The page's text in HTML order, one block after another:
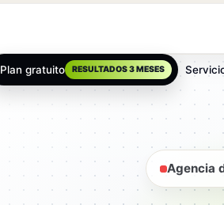
Plan gratuito RESULTADOS 3 MESES
Agencia